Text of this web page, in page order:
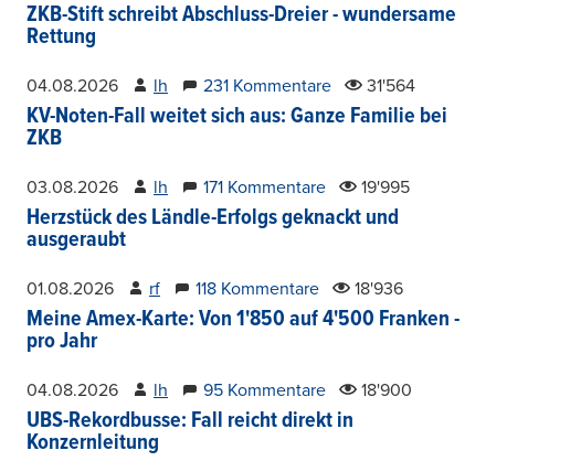
ZKB-Stift schreibt Abschluss-Dreier - wundersame
Rettung
04.08.2026 lh 231 Kommentare 31'564
KV-Noten-Fall weitet sich aus: Ganze Familie bei
ZKB
03.08.2026 lh 171 Kommentare 19'995
Herzstück des Ländle-Erfolgs geknackt und
ausgeraubt
01.08.2026 rf 118 Kommentare 18'936
Meine Amex-Karte: Von 1'850 auf 4'500 Franken -
pro Jahr
04.08.2026 lh 95 Kommentare 18'900
UBS-Rekordbusse: Fall reicht direkt in
Konzernleitung